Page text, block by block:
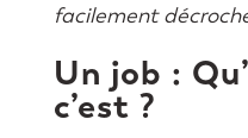
facilement
Un job :
c’est ?